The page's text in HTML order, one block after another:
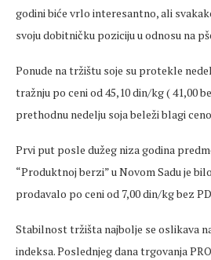
godini biće vrlo interesantno, ali
svoju dobitničku poziciju u odnosu na
Ponude na tržištu soje su protekle
tražnju po ceni od 45,10 din/kg ( 41,00
prethodnu nedelju soja beleži blagi
Prvi put posle dužeg niza godina
“Produktnoj berzi” u Novom Sadu je
prodavalo po ceni od 7,00 din/kg bez
Stabilnost tržišta najbolje se oslikava
indeksa. Poslednjeg dana trgovanja